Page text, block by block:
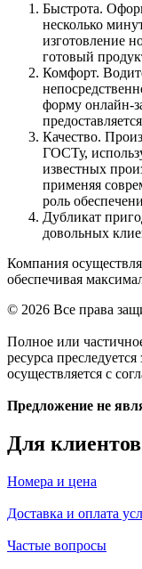
Быстрота.
несколько
изготовление
готовый
Комфорт.
форму онлайн-
Качество.
ГОСТу,
известных
применяя
роль
Дубликат
довольных
Компания
обеспечивая
© 2026 Все права
Полное или
ресурса
осуществляется с
Предложение не
Для клиентов
Номера и цена
Доставка и оплата
Частые вопросы